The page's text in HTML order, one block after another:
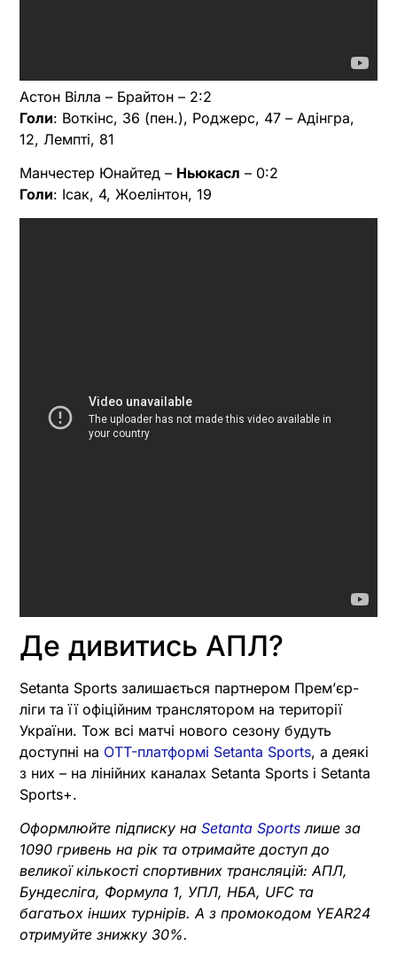
Астон Вілла – Брайтон – 2:2
Голи: Воткінс, 36 (пен.), Роджерс, 47 – Адінгра,
12, Лемпті, 81
Манчестер Юнайтед – Ньюкасл – 0:2
Голи: Ісак, 4, Жоелінтон, 19
Де дивитись АПЛ?
Setanta Sports залишається партнером Премʼєр-
ліги та її офіційним транслятором на території
України. Тож всі матчі нового сезону будуть
доступні на OTT-платформі Setanta Sports, а деякі
з них – на лінійних каналах Setanta Sports і Setanta
Sports+.
Оформлюйте підписку на Setanta Sports лише за
1090 гривень на рік та отримайте доступ до
великої кількості спортивних трансляцій: АПЛ,
Бундесліга, Формула 1, УПЛ, НБА, UFC та
багатьох інших турнірів. А з промокодом YEAR24
отримуйте знижку 30%.